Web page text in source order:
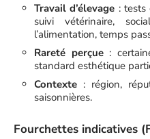
Travail d’élevage : tests
suivi vétérinaire,
l’alimentation, temps
Rareté perçue:
standard esthétique
Contexte : région,
saisonnières.
Fourchettes indicatives